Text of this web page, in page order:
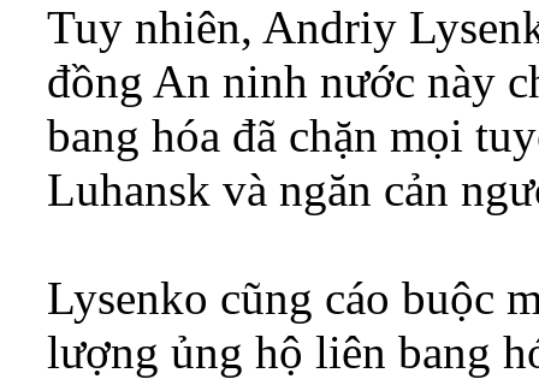
Tuy nhiên, Andriy
đồng An ninh nước này
bang hóa đã chặn mọi
Luhansk và ngăn cản
Lysenko cũng cáo buộc
lượng ủng hộ liên bang